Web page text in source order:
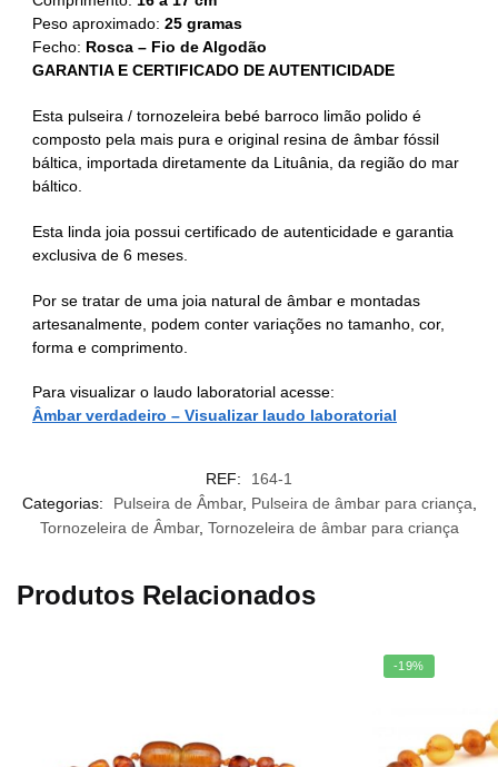
Peso aproximado: 25 gramas
Fecho: Rosca – Fio de Algodão
GARANTIA E CERTIFICADO DE AUTENTICIDADE
Esta pulseira / tornozeleira bebé barroco limão polido é
composto pela mais pura e original resina de âmbar fóssil
báltica, importada diretamente da Lituânia, da região do mar
báltico.
Esta linda joia possui certificado de autenticidade e garantia
exclusiva de 6 meses.
Por se tratar de uma joia natural de âmbar e montadas
artesanalmente, podem conter variações no tamanho, cor,
forma e comprimento.
Para visualizar o laudo laboratorial acesse:
Âmbar verdadeiro – Visualizar laudo laboratorial
REF:
164-1
Categorias:
Pulseira de Âmbar, Pulseira de âmbar para criança
Tornozeleira de Âmbar, Tornozeleira de âmbar para criança
Produtos Relacionados
-19%